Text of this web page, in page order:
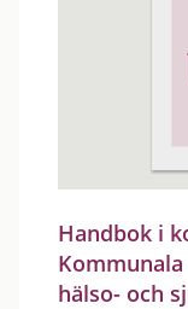
Handbok i
hälso- och